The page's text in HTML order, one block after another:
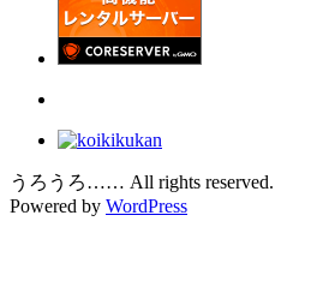
うろうろ…… All rights reserved.
Powered by WordPress